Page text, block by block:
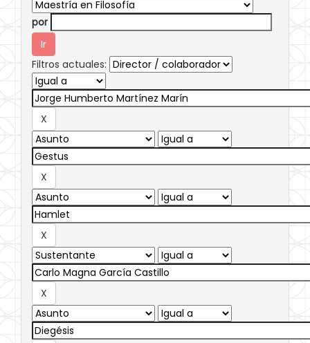
por
Filtros actuales: